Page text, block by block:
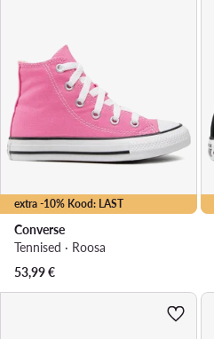
extra -10% Kood: LAST
Converse
Tennised · Roosa
53,99€